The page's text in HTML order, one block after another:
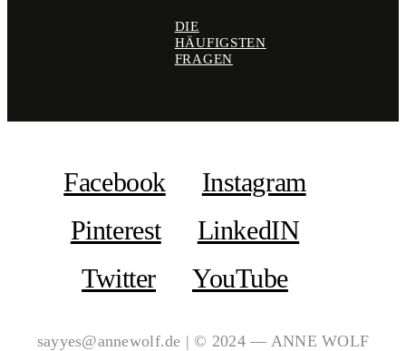
DIE
HÄUFIGSTEN
FRAGEN
Facebook
Instagram
Pinterest
LinkedIN
Twitter
YouTube
sayyes@annewolf.de | © 2024 — ANNE WOLF